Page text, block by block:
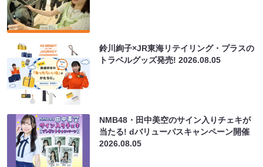
鈴川絢子×JR東海リテイリング・プラスの
トラベルグッズ発売!2026.08.05
NMB48・田中美空のサイン入りチェキが
当たる! dバリューパスキャンペーン開催
2026.08.05